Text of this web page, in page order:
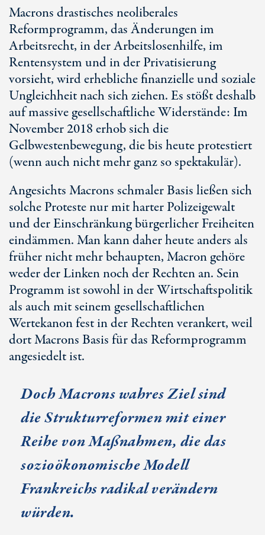
Macrons drastisches neoliberales
Reformprogramm, das Änderungen im
Arbeitsrecht, in der Arbeitslosenhilfe, im
Rentensystem und in der Privatisierung
vorsieht, wird erhebliche finanzielle und soziale
Ungleichheit nach sich ziehen. Es stößt deshalb
auf massive gesellschaftliche Widerstände: Im
November 2018 erhob sich die
Gelbwestenbewegung, die bis heute protestiert
(wenn auch nicht mehr ganz so spektakulär).
Angesichts Macrons schmaler Basis ließen sich
solche Proteste nur mit harter Polizeigewalt
und der Einschränkung bürgerlicher Freiheiten
eindämmen. Man kann daher heute anders als
früher nicht mehr behaupten, Macron gehöre
weder der Linken noch der Rechten an. Sein
Programm ist sowohl in der Wirtschaftspolitik
als auch mit seinem gesellschaftlichen
Wertekanon fest in der Rechten verankert, weil
dort Macrons Basis für das Reformprogramm
angesiedelt ist.
Doch Macrons wahres Ziel sind
die Strukturreformen mit einer
Reihe von Maßnahmen, die das
sozioökonomische Modell
Frankreichs radikal verändern
würden.